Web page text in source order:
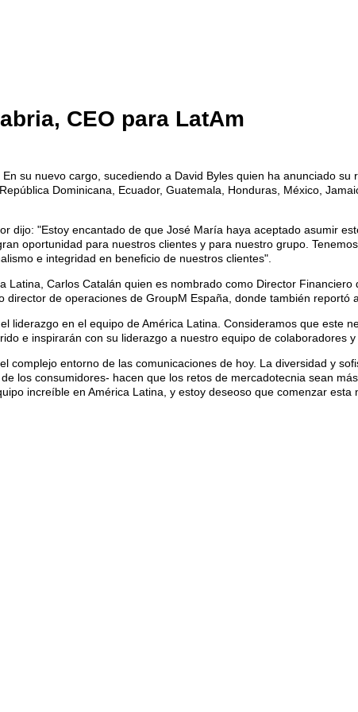
CEO para LatAm
su nuevo cargo, sucediendo a David Byles quien ha anunciado
Dominicana, Ecuador, Guatemala, Honduras, México,
dijo: "Estoy encantado de que José María haya aceptado asumir
oportunidad para nuestros clientes y para nuestro grupo.
e integridad en beneficio de nuestros clientes".
Carlos Catalán quien es nombrado como Director
de operaciones de GroupM España, donde también reportó
liderazgo en el equipo de América Latina. Consideramos que este
e inspirarán con su liderazgo a nuestro equipo de colaboradores
entorno de las comunicaciones de hoy. La diversidad y
los consumidores- hacen que los retos de mercadotecnia sean
increíble en América Latina, y estoy deseoso que comenzar